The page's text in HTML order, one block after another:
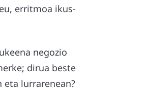
erritmoa ikus-
negozio
dirua beste
eta lurrarenean?